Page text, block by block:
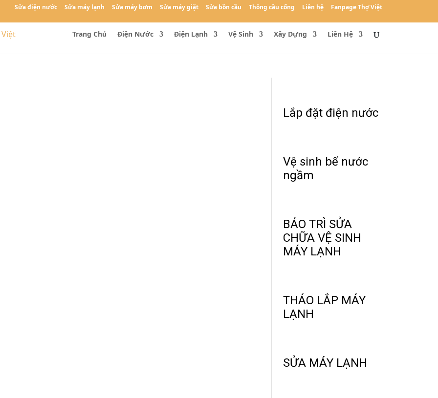
Sửa điện nước Sửa máy lạnh Sửa máy bơm Sửa máy giặt Sửa bồn cầu Thông cầu cống Liên hệ Fanpage Thợ Việt
Trang Chủ Điện Nước Điện Lạnh Vệ Sinh Xây Dựng Liên Hệ
Lắp đặt điện nước
Vệ sinh bể nước
ngầm
BẢO TRÌ SỬA
CHỮA VỆ SINH
MÁY LẠNH
THÁO LẮP MÁY
LẠNH
SỬA MÁY LẠNH